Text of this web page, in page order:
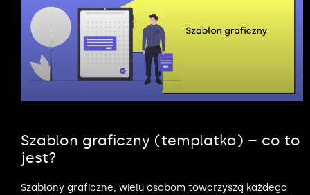
Szablon graficzny (templatka) – co to
jest?
Szablony graficzne, wielu osobom towarzyszą każdego